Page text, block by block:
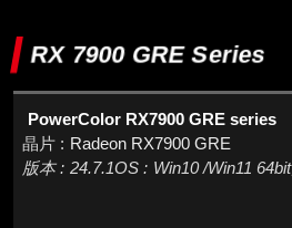
RX 7900 GRE Series
PowerColor RX7900 GRE series
Radeon RX7900 GRE
24.7.1
Win10 /Win11 64bit